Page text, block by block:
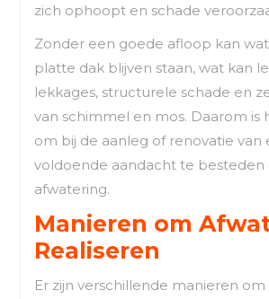
zich ophoopt en schade
Zonder een goede afloop kan
platte dak blijven staan, wat kan
lekkages, structurele schade en
van schimmel en mos. Daarom is
om bij de aanleg of renovatie van
voldoende aandacht te besteden
afwatering.
Manieren om
Realiseren
Er zijn verschillende manieren